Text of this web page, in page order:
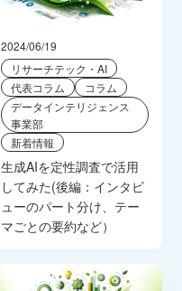
2024/06/19
リサーチテック・AI
代表コラム
コラム
データインテリジェンス
事業部
新着情報
生成AIを定性調査で活用
してみた(後編：インタビ
ューのパート分け、テー
マごとの要約など）